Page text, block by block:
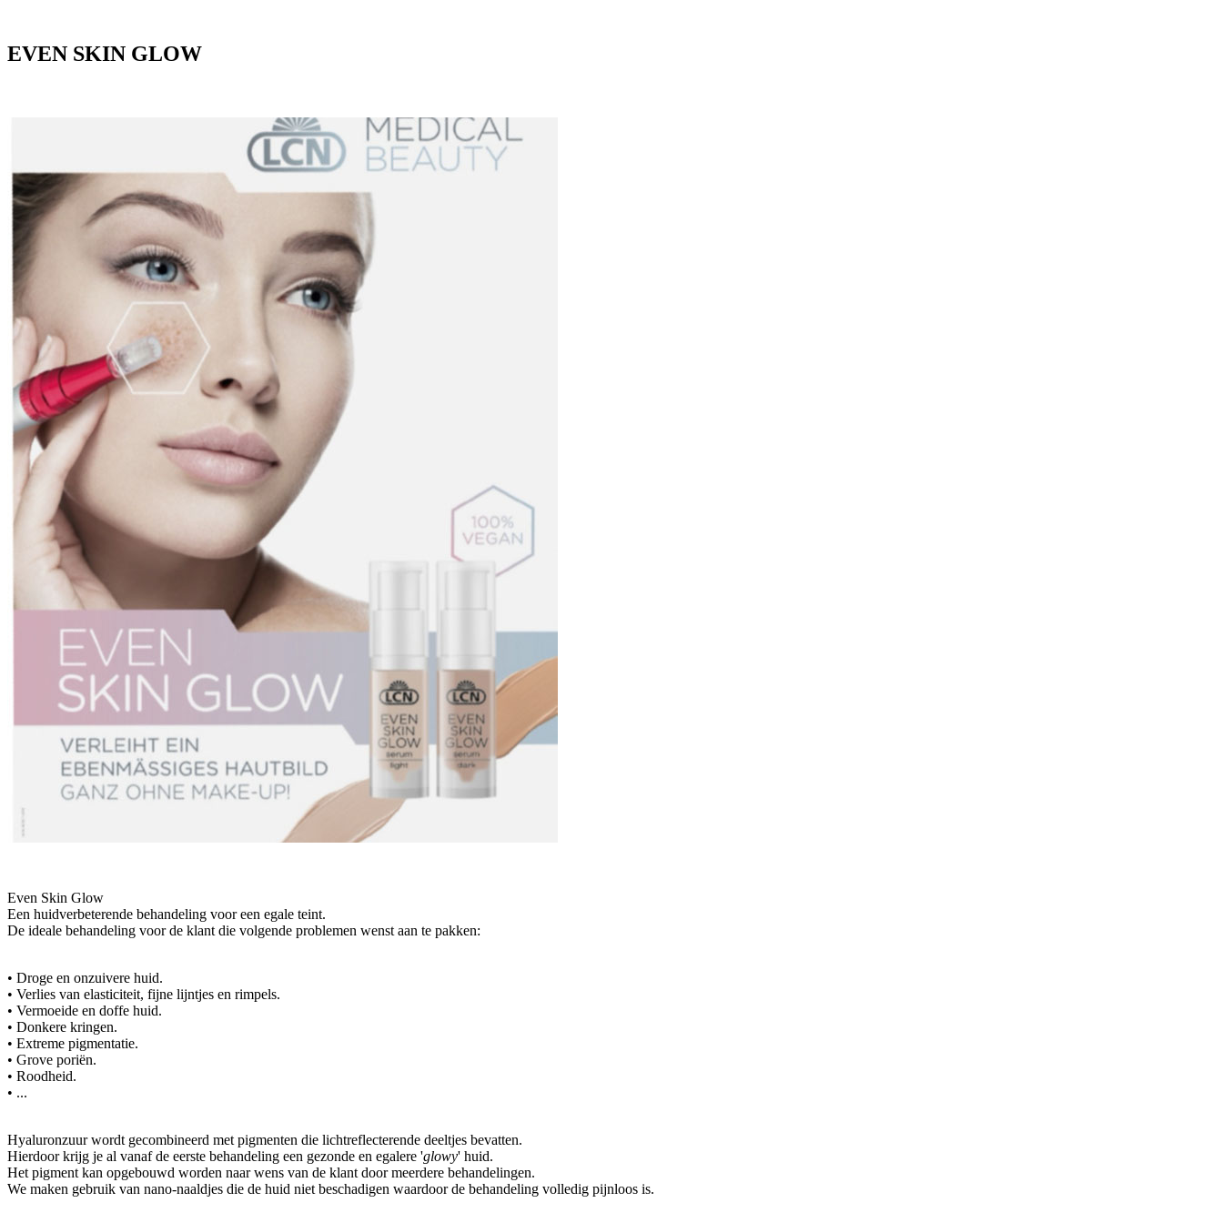
EVEN SKIN GLOW
Even Skin Glow
Een huidverbeterende behandeling voor een egale teint.
De ideale behandeling voor de klant die volgende problemen wenst aan te pakken:
• Droge en onzuivere huid.
• Verlies van elasticiteit, fijne lijntjes en rimpels.
• Vermoeide en doffe huid.
• Donkere kringen.
• Extreme pigmentatie.
• Grove poriën.
• Roodheid.
• ...
Hyaluronzuur wordt gecombineerd met pigmenten die lichtreflecterende deeltjes bevatten.
Hierdoor krijg je al vanaf de eerste behandeling een gezonde en egalere 'glowy' huid.
Het pigment kan opgebouwd worden naar wens van de klant door meerdere behandelingen.
We maken gebruik van nano-naaldjes die de huid niet beschadigen waardoor de behandeling volledig pijnloos is.